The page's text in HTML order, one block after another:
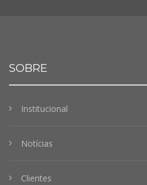
SOBRE
Institucional
Notícias
Clientes